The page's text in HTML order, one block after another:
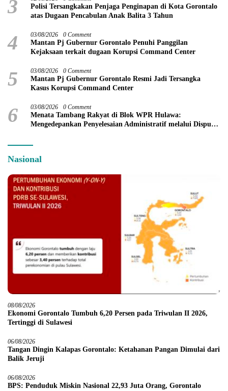
3
Polisi Tersangkakan Penjaga Penginapan di Kota Gorontalo
atas Dugaan Pencabulan Anak Balita 3 Tahun
4 03/08/2026 0 Comment
Mantan Pj Gubernur Gorontalo Penuhi Panggilan
Kejaksaan terkait dugaan Korupsi Command Center
5 03/08/2026 0 Comment
Mantan Pj Gubernur Gorontalo Resmi Jadi Tersangka
Kasus Korupsi Command Center
6 03/08/2026 0 Comment
Menata Tambang Rakyat di Blok WPR Hulawa:
Mengedepankan Penyelesaian Administratif melalui Dispute
Nasional
08/08/2026
Ekonomi Gorontalo Tumbuh 6,20 Persen pada Triwulan II 2026,
Tertinggi di Sulawesi
06/08/2026
Tangan Dingin Kalapas Gorontalo: Ketahanan Pangan Dimulai dari
Balik Jeruji
06/08/2026
BPS: Penduduk Miskin Nasional 22,93 Juta Orang, Gorontalo